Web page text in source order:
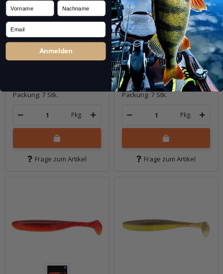
3.5" Easy Shiner -
Chartreuse Thunder
Packung: 7 Stk.
Pkg.
Frage zum Artikel
3.5" Easy Shiner -
Crystal Shad
Sofort verfügbar
6,99 €*
Packung: 7 Stk.
Pkg.
Frage zum Artikel
Vorname Nachname
Email
Anmelden